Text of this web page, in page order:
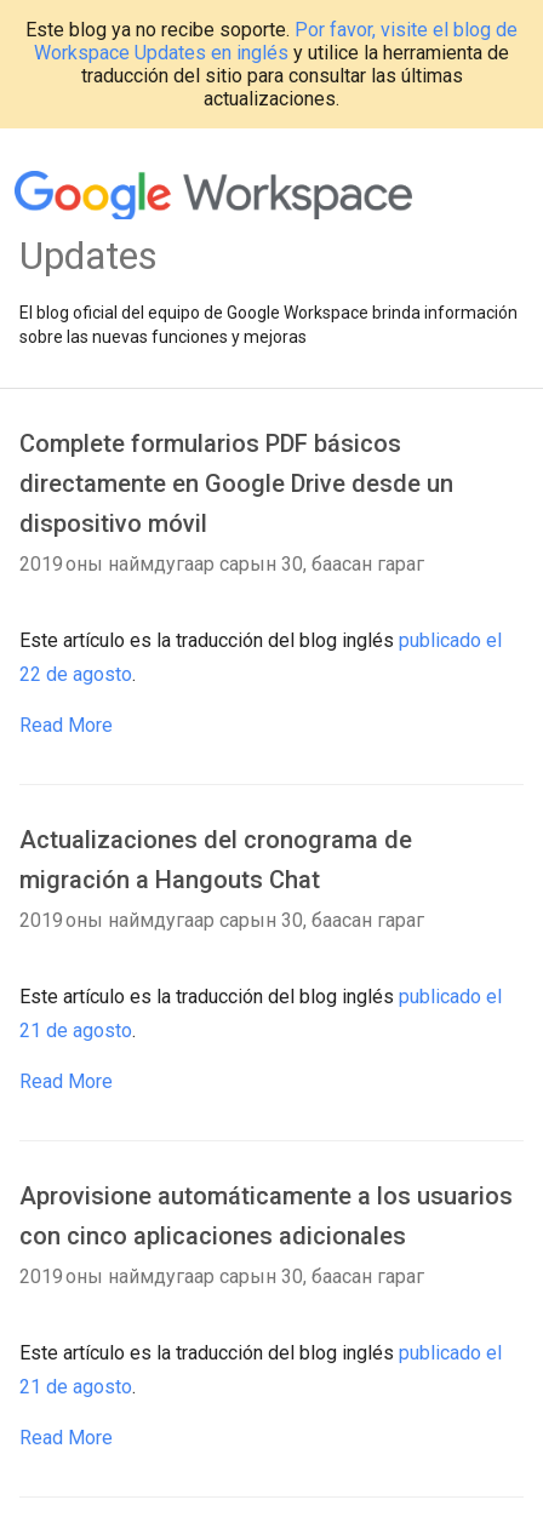
Este blog ya no recibe soporte. Por favor, visite el blog de
Workspace Updates en inglés y utilice la herramienta de
traducción del sitio para consultar las últimas
actualizaciones.
Updates
El blog oficial del equipo de Google Workspace brinda información
sobre las nuevas funciones y mejoras
Complete formularios PDF básicos
directamente en Google Drive desde un
dispositivo móvil
2019 оны наймдугаар сарын 30, баасан гараг
Este artículo es la traducción del blog inglés publicado el
22 de agosto.
Read More
Actualizaciones del cronograma de
migración a Hangouts Chat
2019 оны наймдугаар сарын 30, баасан гараг
Este artículo es la traducción del blog inglés publicado el
21 de agosto.
Read More
Aprovisione automáticamente a los usuarios
con cinco aplicaciones adicionales
2019 оны наймдугаар сарын 30, баасан гараг
Este artículo es la traducción del blog inglés publicado el
21 de agosto.
Read More